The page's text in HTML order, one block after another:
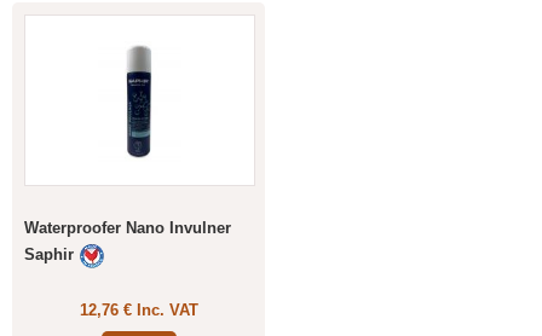
Waterproofer Nano Invulner
Saphir
12,76 € Inc. VAT